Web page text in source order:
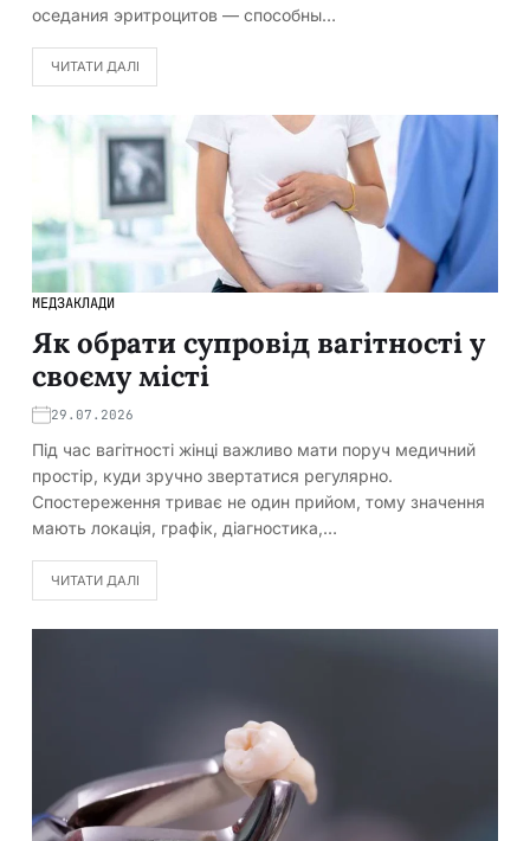
оседания эритроцитов — способны…
ЧИТАТИ ДАЛІ
МЕДЗАКЛАДИ
Як обрати супровід вагітності у
своєму місті
29.07.2026
Під час вагітності жінці важливо мати поруч медичний
простір, куди зручно звертатися регулярно.
Спостереження триває не один прийом, тому значення
мають локація, графік, діагностика,…
ЧИТАТИ ДАЛІ